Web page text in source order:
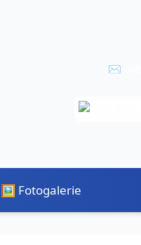
✉️
🖼️ Fotogalerie